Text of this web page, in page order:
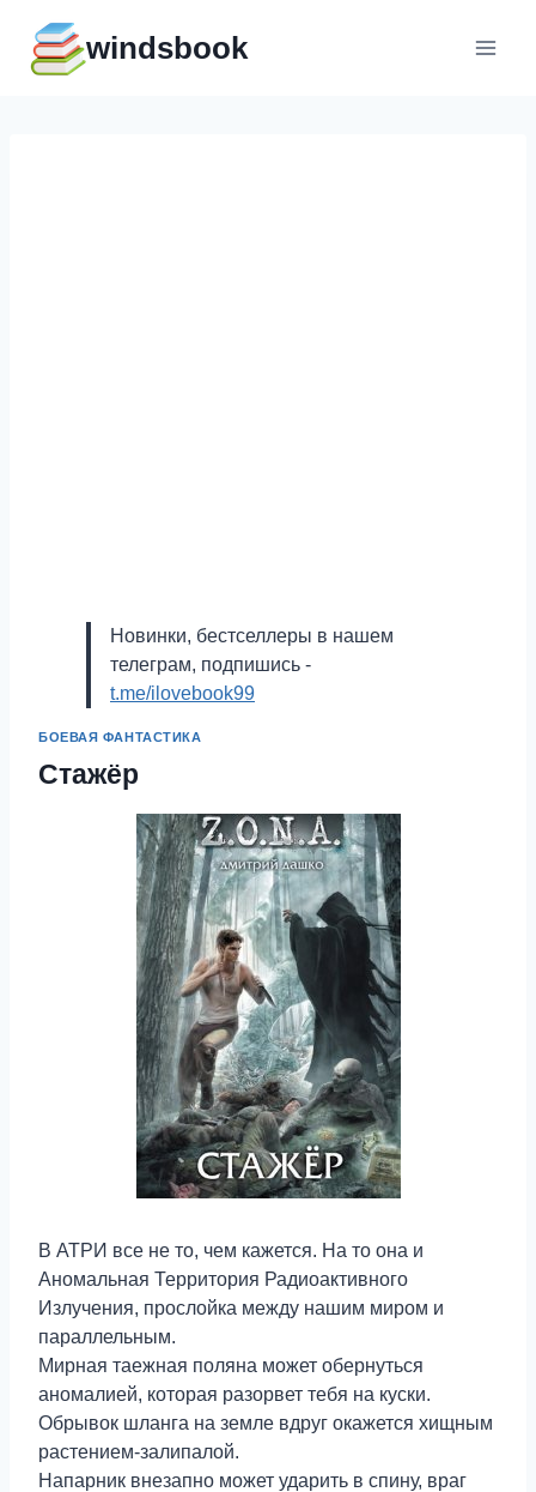
содержимому
windsbook
Новинки, бестселлеры в нашем
телеграм, подпишись -
t.me/ilovebook99
БОЕВАЯ ФАНТАСТИКА
Стажёр
В АТРИ все не то, чем кажется. На то она и
Аномальная Территория Радиоактивного
Излучения, прослойка между нашим миром и
параллельным.
Мирная таежная поляна может обернуться
аномалией, которая разорвет тебя на куски.
Обрывок шланга на земле вдруг окажется хищным
растением-залипалой.
Напарник внезапно может ударить в спину, враг